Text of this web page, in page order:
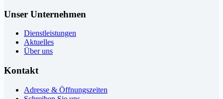
Unser Unternehmen
Dienstleistungen
Aktuelles
Über uns
Kontakt
Adresse & Öffnungszeiten